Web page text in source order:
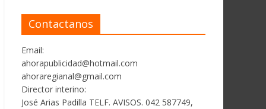
Contactanos
Email:
ahorapublicidad@hotmail.com
ahoraregianal@gmail.com
Director interino:
José Arias Padilla TELF. AVISOS. 042 587749,